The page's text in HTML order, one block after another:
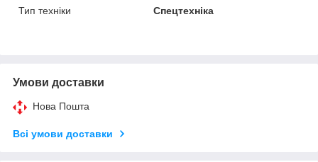
Тип техніки
Спецтехніка
Умови доставки
Нова Пошта
Всі умови доставки